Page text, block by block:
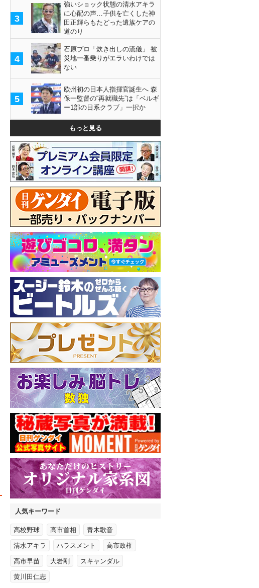
3
強いショック状態の清水アキラ
に心配の声…子供を亡くした神
田正輝らもたどった遺族ケアの
道のり
4
石原プロ「炊き出しの流儀」 被
災地一番乗りがエラいわけでは
ない
5
欧州初の日本人指揮官誕生へ 森
保一監督の“再就職先”は「ベルギ
ー1部の日系クラブ」一択か
もっと見る
人気キーワード
高校野球 高市首相 青木歌音
清水アキラ ハラスメント 高市政権
高市早苗 大岩剛 スキャンダル
黄川田仁志